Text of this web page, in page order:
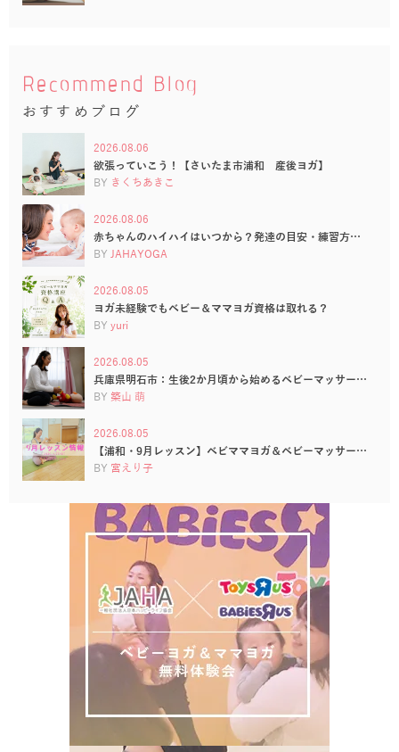
Recommend Blog
おすすめブログ
2026.08.06
欲張っていこう！【さいたま市浦和 産後ヨガ】
BY きくちあきこ
2026.08.06
赤ちゃんのハイハイはいつから？発達の目安・練習方…
BY JAHAYOGA
2026.08.05
ヨガ未経験でもベビー＆ママヨガ資格は取れる？
BY yuri
2026.08.05
兵庫県明石市：生後2か月頃から始めるベビーマッサー…
BY 築山 萌
2026.08.05
【浦和・9月レッスン】ベビママヨガ＆ベビーマッサー…
BY 宮えり子